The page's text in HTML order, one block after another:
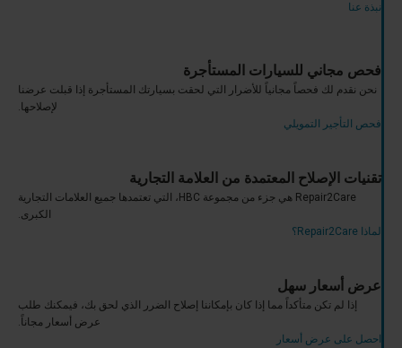
نبذة عنا
فحص مجاني للسيارات المستأجرة
نحن نقدم لك فحصاً مجانياً للأضرار التي لحقت بسيارتك المستأجرة إذا قبلت عرضنا
لإصلاحها.
فحص التأجير التمويلي
تقنيات الإصلاح المعتمدة من العلامة التجارية
Repair2Care هي جزء من مجموعة HBC، التي تعتمدها جميع العلامات التجارية
الكبرى.
لماذا Repair2Care؟
عرض أسعار سهل
إذا لم تكن متأكداً مما إذا كان بإمكاننا إصلاح الضرر الذي لحق بك، فيمكنك طلب
عرض أسعار مجاناً.
احصل على عرض أسعار